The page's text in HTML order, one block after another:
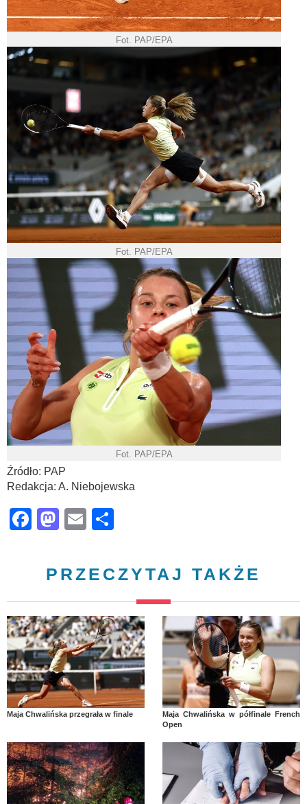
Fot. PAP/EPA
Fot. PAP/EPA
Fot. PAP/EPA
Źródło: PAP
Redakcja: A. Niebojewska
Facebook
Mastodon
Email
PRZECZYTAJ TAKŻE
Maja Chwalińska przegrała w finale
Maja Chwalińska w półfinale French
Open